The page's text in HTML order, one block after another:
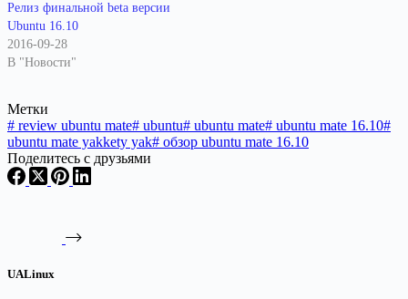
Релиз финальной beta версии
Ubuntu 16.10
2016-09-28
В "Новости"
Метки
# review ubuntu mate# ubuntu# ubuntu mate# ubuntu mate 16.10#
ubuntu mate yakkety yak# обзор ubuntu mate 16.10
Поделитесь с друзьями
UALinux